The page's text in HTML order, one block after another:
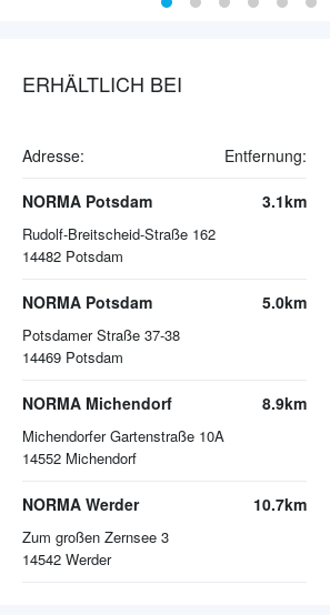
ERHÄLTLICH BEI
Adresse: Entfernung:
NORMA Potsdam
Rudolf-Breitscheid-Straße 162
14482 Potsdam
3.1km
NORMA Potsdam
Potsdamer Straße 37-38
14469 Potsdam
5.0km
NORMA Michendorf
Michendorfer Gartenstraße 10A
14552 Michendorf
8.9km
NORMA Werder
Zum großen Zernsee 3
14542 Werder
10.7km